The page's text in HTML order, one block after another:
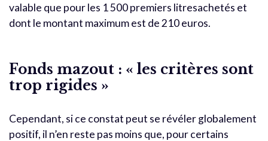
valable que pour les 1 500 premiers litresachetés et
dont le montant maximum est de 210 euros.
Fonds mazout : « les critères sont
trop rigides »
Cependant, si ce constat peut se révéler globalement
positif, il n’en reste pas moins que, pour certains